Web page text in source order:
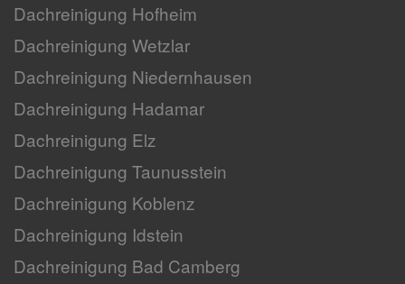
Dachreinigung Hofheim
Dachreinigung Wetzlar
Dachreinigung Niedernhausen
Dachreinigung Hadamar
Dachreinigung Elz
Dachreinigung Taunusstein
Dachreinigung Koblenz
Dachreinigung Idstein
Dachreinigung Bad Camberg